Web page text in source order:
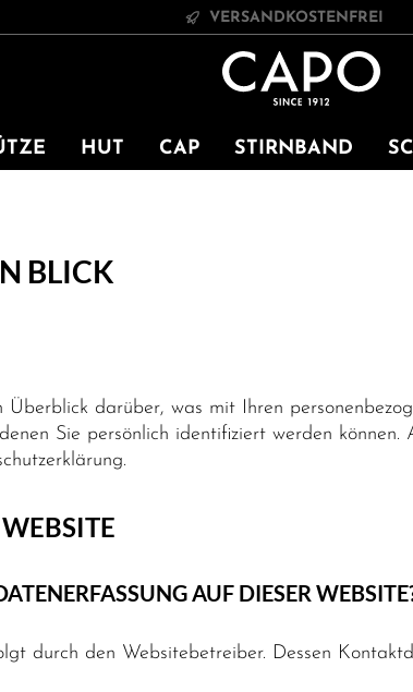
VERSANDKOSTENFREI
HUT CAP STIRNBAND
BLICK
darüber, was mit Ihren
Sie persönlich identifiziert werden
AUF DIESER
durch den Websitebetreiber. Dessen